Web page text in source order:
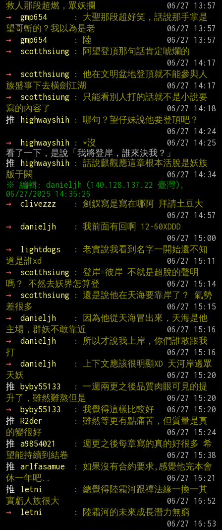
救人那段超燃，眾妖攔
→
gmp654
: 大聖那段超好笑，話說那手掌是
望哥斬的？我以為是老
→
gmp654 : 陸
→
scotthsiung
: 阿望登頂那句話肯定唬爛的
→
scotthsiung
: 他在文明盆地登頂就不能參與人
族盛事下去橫劍江湖
→
scotthsiung
: 只能看別人打的話就不是小說要
寫的內容了
推
highwayshih
: 哪句？望仔妹說他要登頂吧？
→
highwayshih : *沒
推
highwayshih
: 話說麒觀應這章根本活脫是妖族
版于闕
※ 編輯: danieljh (140.128.137.22 臺灣),
→
clivezzz
: 劍釵寫是寫在哪阿 拜請土豆大
→
danieljh
: 我前面有回啊 12-60XDDD
→
lightdogs
: 老實說我看到名字一開始還不知
道是誰xd
→
scotthsiung
: 登岸=彼岸 不就是超脫的聲明
嗎？ 不然去妖界怎算登
→
scotthsiung
: 還是說他在天海要靠岸了？ 氣勢
差很多
→
danieljh
: 因為他從天海冒出來，天海是他
主場，群妖不敢靠近
→
danieljh
: 所以才說我上岸，你們誰敢跟我
打
→
danieljh
: 上下文應該很明顯XD 天河岸邊眾
天妖
推
byby55133
: 一週兩更之後品質肉眼可見的提
升了，雖然難熬但是
→
byby55133 : 我覺得這樣比較好
推
R2der
: 雖然等更有點痛苦，但質量是真
的變很好
推
a9854021
: 週更之後每章寫的真的好很多 希
望能持續到結卷
推
arlfasamue
: 如果沒有合約要求,感覺他完本會
休一年吧..
推
letni
: 總覺得陸霜河跟禪法緣一換一其
實虧人族很大
→
letni
: 陸霜河的未來成長潛力無窮